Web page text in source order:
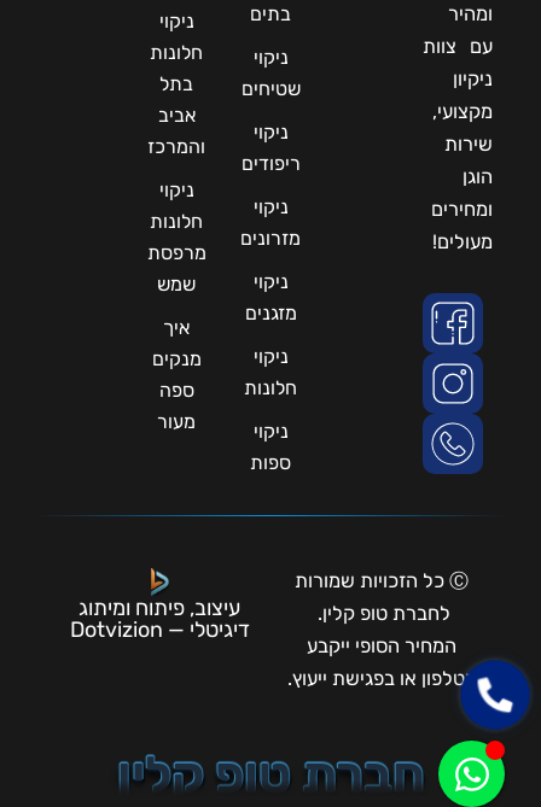
ומהיר
עם צוות
ניקיון
מקצועי,
שירות
הוגן
ומחירים
מעולים!
בתים
ניקוי
שטיחים
ניקוי
ריפודים
ניקוי
מזרונים
ניקוי
מזגנים
ניקוי
חלונות
ניקוי
ספות
ניקוי
חלונות
בתל
אביב
והמרכז
ניקוי
חלונות
מרפסת
שמש
איך
מנקים
ספה
מעור
Ⓒ כל הזכויות שמורות
לחברת טופ קלין.
המחיר הסופי ייקבע
בטלפון או בפגישת ייעוץ.
עיצוב, פיתוח ומיתוג
דיגיטלי — Dotvizion
חברת טופ קלין